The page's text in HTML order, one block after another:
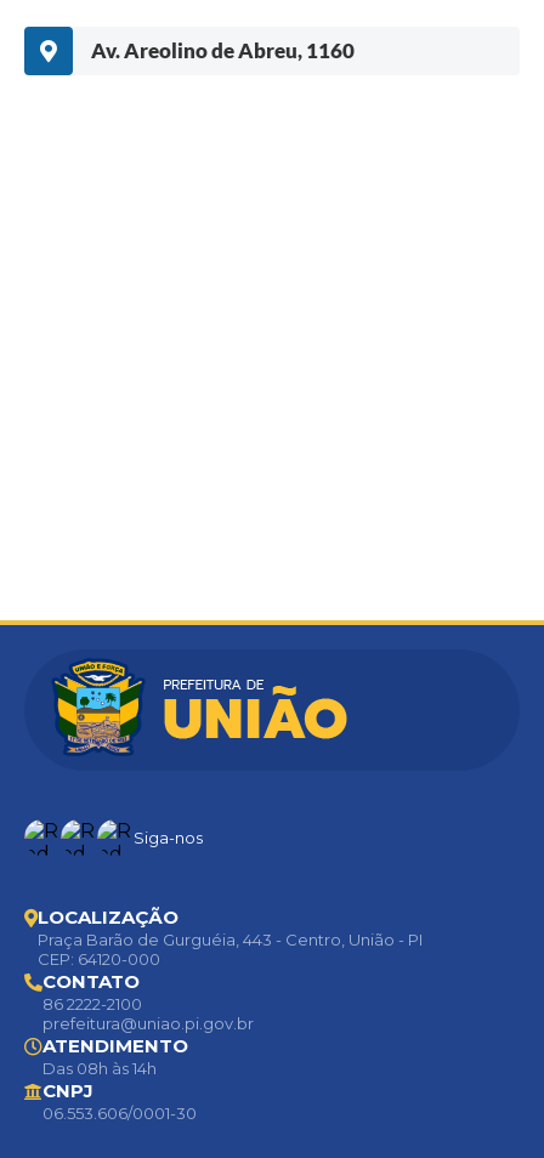
Av. Areolino de Abreu, 1160
Siga-nos
LOCALIZAÇÃO
Praça Barão de Gurguéia, 443 - Centro, União - PI
CEP: 64120-000
CONTATO
86 2222-2100
prefeitura@uniao.pi.gov.br
ATENDIMENTO
Das 08h às 14h
CNPJ
06.553.606/0001-30